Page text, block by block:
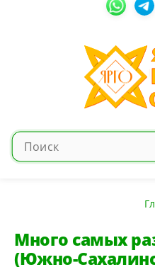
Много самых
(Южно-